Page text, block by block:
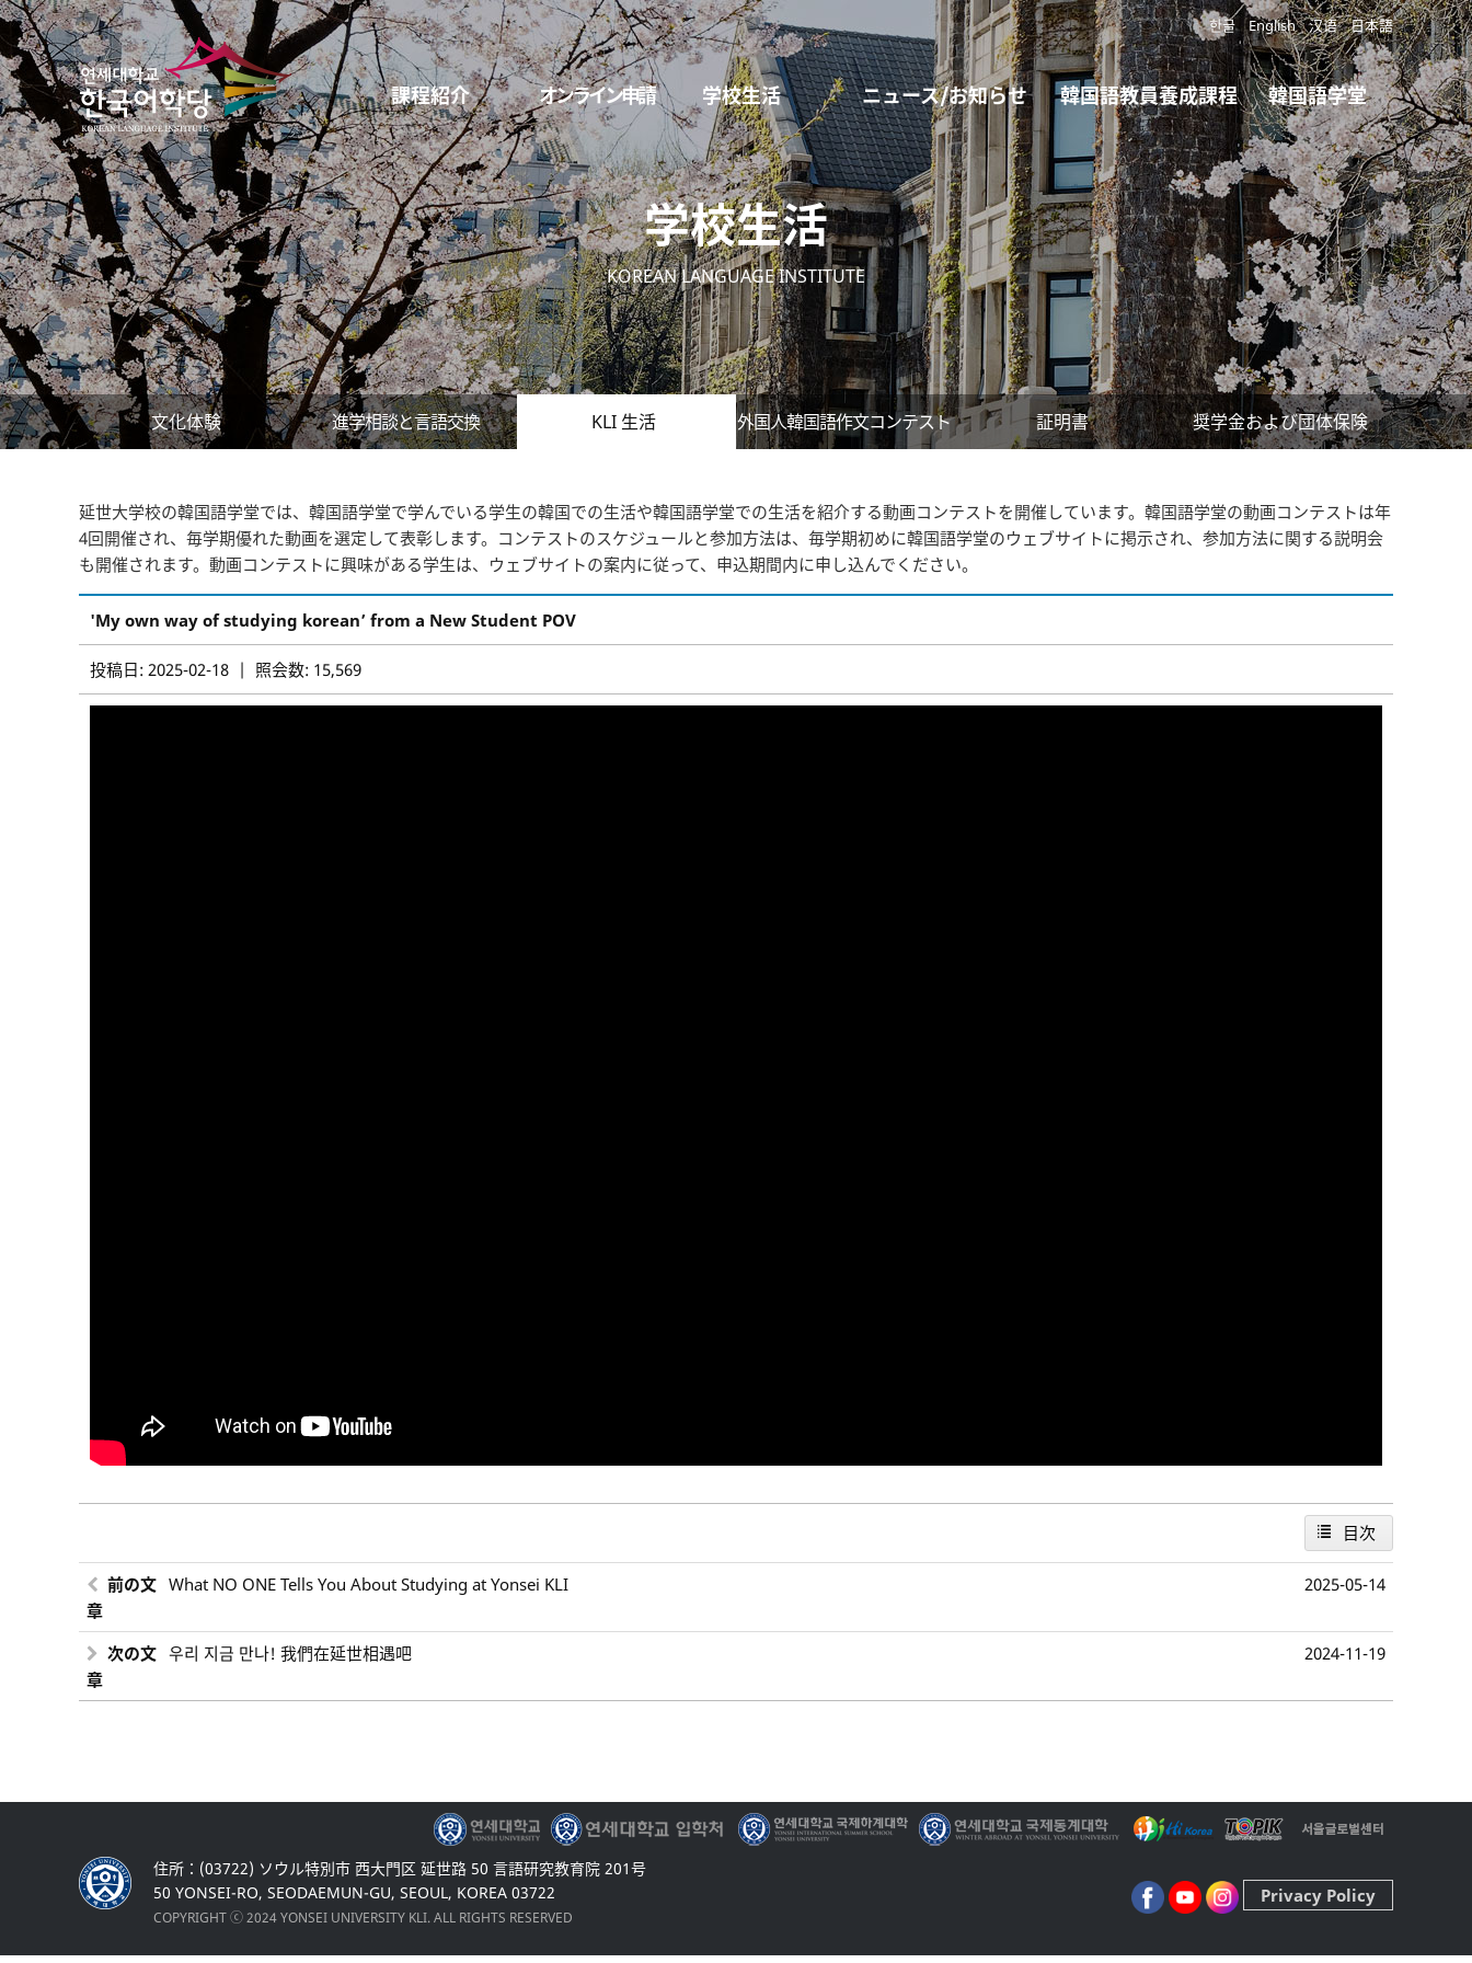
한글 English 汉语 日本語
課程紹介 オンライン申請 学校生活 ニュース/お知らせ 韓国語教員養成課程 韓国語学堂
学校生活
KOREAN LANGUAGE INSTITUTE
文化体験 進学相談と言語交換 KLI 生活 外国人韓国語作文コンテスト 証明書 奨学金および団体保険
延世大学校の韓国語学堂では、韓国語学堂で学んでいる学生の韓国での生活や韓国語学堂での生活を紹介する動画コンテストを開催しています。韓国語学堂の動画コンテストは年
4回開催され、毎学期優れた動画を選定して表彰します。コンテストのスケジュールと参加方法は、毎学期初めに韓国語学堂のウェブサイトに掲示され、参加方法に関する説明会
も開催されます。動画コンテストに興味がある学生は、ウェブサイトの案内に従って、申込期間内に申し込んでください。
'My own way of studying korean’ from a New Student POV
投稿日: 2025-02-18 | 照会数: 15,569
目次
前の文
章
What NO ONE Tells You About Studying at Yonsei KLI 2025-05-14
次の文
章
우리 지금 만나! 我們在延世相遇吧 2024-11-19
住所：(03722) ソウル特別市 西大門区 延世路 50 言語研究教育院 201号
50 YONSEI-RO, SEODAEMUN-GU, SEOUL, KOREA 03722
COPYRIGHT ⓒ 2024 YONSEI UNIVERSITY KLI. ALL RIGHTS RESERVED
Privacy Policy